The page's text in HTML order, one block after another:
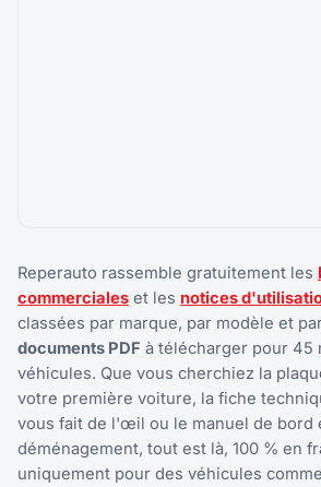
Reperauto rassemble gratuitement les
commerciales et les notices
classées par marque, par modèle et
documents PDF à télécharger pour 45
véhicules. Que vous cherchiez la
votre première voiture, la fiche
vous fait de l'œil ou le manuel de bord
déménagement, tout est là, 100 % en
uniquement pour des véhicules